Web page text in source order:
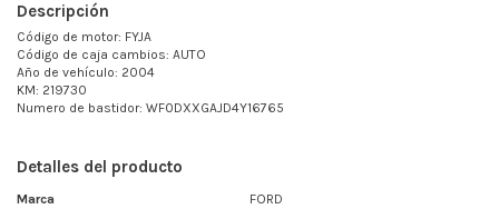
Descripción
Código de motor: FYJA
Código de caja cambios: AUTO
Año de vehículo: 2004
KM: 219730
Numero de bastidor: WF0DXXGAJD4Y16765
Detalles del producto
Marca FORD